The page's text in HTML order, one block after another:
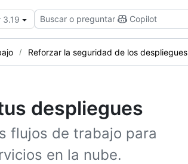
3.19 Buscar o preguntar Copilot
Reforzar la seguridad de los despliegues
despliegues
flujos de trabajo para
en la nube.